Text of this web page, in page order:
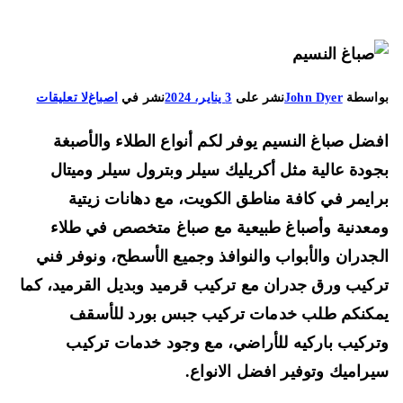
John Dyerنشر على3 يناير، 2024 نشر في اصباغلا تعليقاتعلى
النسيم
66225922
للأرضيات
مع
تركيب
صباغ النسيم يوفر لكم أنواع الطلاء والأصبغة
عالية مثل أكريليك سيلر وبترول سيلر وميتال
في كافة مناطق الكويت، مع دهانات زيتية
وأصباغ طبيعية مع صباغ متخصص في طلاء
والأبواب والنوافذ وجميع الأسطح، ونوفر فني
ورق جدران مع تركيب قرميد وبديل القرميد، كما
طلب خدمات تركيب جبس بورد للأسقف
باركيه للأراضي، مع وجود خدمات تركيب
وتوفير افضل الانواع.